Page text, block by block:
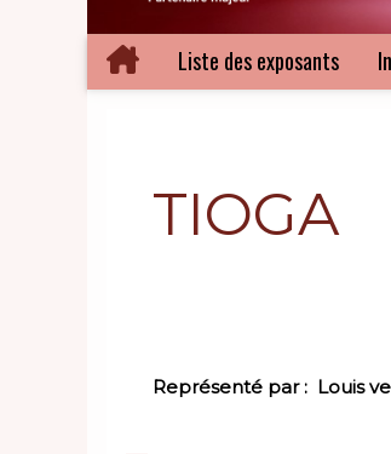
Liste des exposants
TIOGA
Représenté par : Louis